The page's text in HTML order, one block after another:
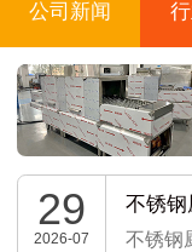
公司新闻
29
2026-07
不锈钢
不锈钢